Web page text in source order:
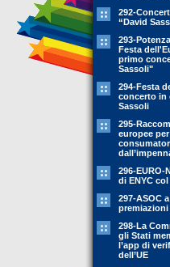
292-
“David
293-
Festa
primo
Sassoli"
294-Festa
concerto in
Sassoli
295-
europee
296-EURO-
di ENYC
297-ASOC
298-La
gli Stati
l’app di
dell’UE